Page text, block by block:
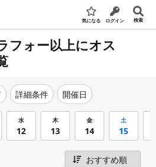
気になる ログイン 検索
フォー以上にオス
詳細条件 開催日
水
12
木
13
金
14
土
15